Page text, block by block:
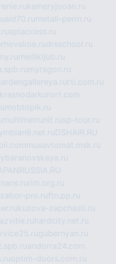
kameryjooan.ru
aid70.ru metall-perm.ru
apiaccess.ru
drsschool.ru
medikijob.ru
myragon.ru
rti.com.ru
krasnodarkurort.com
mobtopik.ru
multimetrunit.rusp-tour.ru
DSHAIR.RU
musavtomat.msk.ru
ybaranovskaya.ru
rim.org.ru
zabor-pro.ruftn.pp.ru
kuzova-zapchasti.ru
hardcity.net.ru
gubernyan.ru
andorra24.com
optim-doors.com.ru